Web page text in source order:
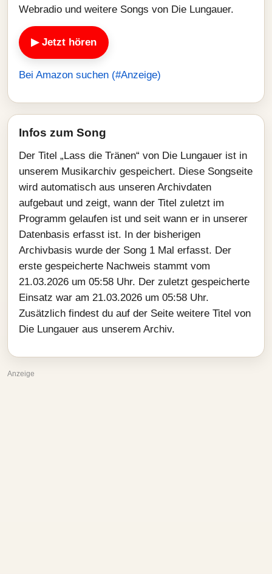
Webradio und weitere Songs von Die Lungauer.
▶ Jetzt hören
Bei Amazon suchen (#Anzeige)
Infos zum Song
Der Titel „Lass die Tränen“ von Die Lungauer ist in
unserem Musikarchiv gespeichert. Diese Songseite
wird automatisch aus unseren Archivdaten
aufgebaut und zeigt, wann der Titel zuletzt im
Programm gelaufen ist und seit wann er in unserer
Datenbasis erfasst ist. In der bisherigen
Archivbasis wurde der Song 1 Mal erfasst. Der
erste gespeicherte Nachweis stammt vom
21.03.2026 um 05:58 Uhr. Der zuletzt gespeicherte
Einsatz war am 21.03.2026 um 05:58 Uhr.
Zusätzlich findest du auf der Seite weitere Titel von
Die Lungauer aus unserem Archiv.
Anzeige